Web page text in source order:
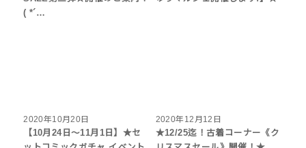
( *´…
2020年10月20日
【10月24日～11月1日】★セ
2020年12月12日
★12/25迄！古着コーナー《ク